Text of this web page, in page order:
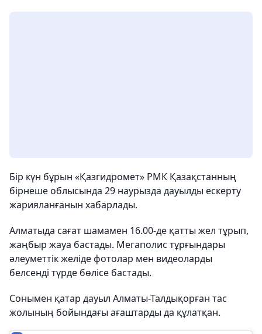
Бір күн бұрын «Қазгидромет» РМК Қазақстанның
бірнеше облысында 29 наурызда дауылды ескерту
жарияланғанын хабарлады.
Алматыда сағат шамамен 16.00-де қатты жел тұрып,
жаңбыр жауа бастады. Мегаполис тұрғындары
әлеуметтік желіде фотолар мен видеоларды
белсенді түрде бөлісе бастады.
Сонымен қатар дауыл Алматы-Талдықорған тас
жолының бойындағы ағаштарды да құлатқан.